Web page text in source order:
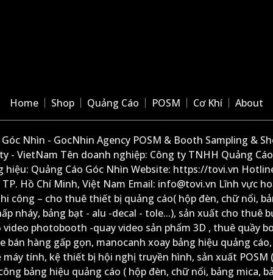
Home Shop Quảng Cáo POSM Cơ Khí About
Nhìn - GocNhin Agency POSM & Booth Sampling &
- VietNam Tên doanh nghiệp: Công ty TNHH Quảng
Quảng Cáo Góc Nhìn Website: https://tovi.vn
Hồ Chí Minh, Việt Nam Email: info@tovi.vn Lĩnh vực
công – cho thuê thiết bị quảng cáo( hộp đèn, chữ nổi,
nháy, bảng bạt - alu -decal - tole...), sản xuất cho thuê
photobooth -quay video sản phẩm 3D , thuê quầy
bán hàng gấp gọn, manocanh xoay bảng hiệu quảng
tính, kệ thiết bị hội nghị truyền hình, sản xuất POSM
bảng hiệu quảng cáo ( hộp đèn, chữ nổi, bảng mica,